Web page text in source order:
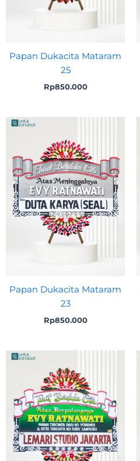
Papan Dukacita Mataram
25
Rp850.000
Papan Dukacita Mataram
23
Rp850.000